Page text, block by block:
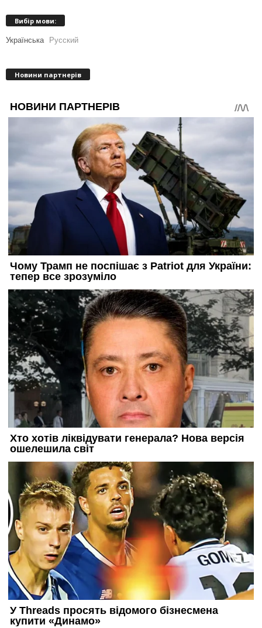
Вибір мови:
Українська Русский
Новини партнерів